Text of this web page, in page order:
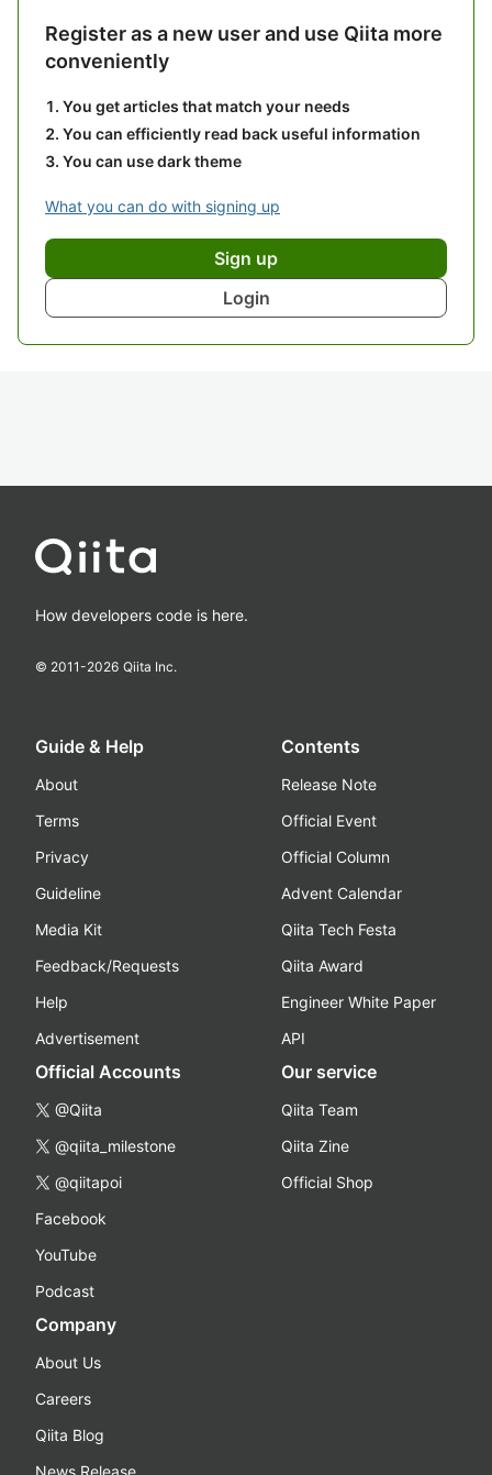
Register as a new user and use Qiita more
conveniently
You get articles that match your needs
You can efficiently read back useful information
You can use dark theme
What you can do with signing up
Sign up
Login
How developers code is here.
© 2011-2026 Qiita Inc.
Guide & Help
About
Terms
Privacy
Guideline
Media Kit
Feedback/Requests
Help
Advertisement
Contents
Release Note
Official Event
Official Column
Advent Calendar
Qiita Tech Festa
Qiita Award
Engineer White Paper
API
Official Accounts
@Qiita
@qiita_milestone
@qiitapoi
Facebook
YouTube
Podcast
Our service
Qiita Team
Qiita Zine
Official Shop
Company
About Us
Careers
Qiita Blog